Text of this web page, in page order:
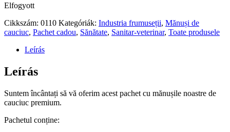
Elfogyott
Cikkszám: 0110 Kategóriák: Industria frumuseții, Mănuși de
cauciuc, Pachet cadou, Sănătate, Sanitar-veterinar, Toate produsele
Leírás
Leírás
Suntem încântați să vă oferim acest pachet cu mănușile noastre de
cauciuc premium.
Pachetul conține: